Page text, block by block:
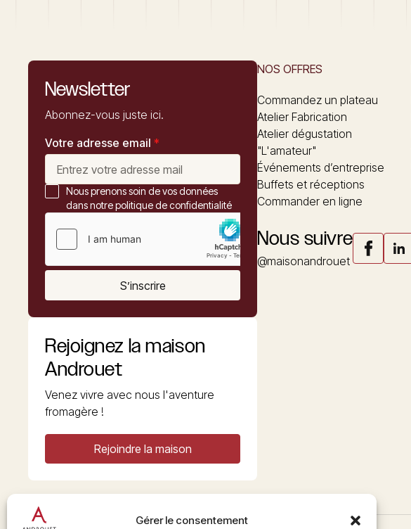
Gérer le consentement
Newsletter
Abonnez-vous juste ici.
Votre adresse email *
Nous prenons soin de vos données
dans notre politique de confidentialité
S’inscrire
Rejoignez la maison
Androuet
Venez vivre avec nous l'aventure
fromagère !
Rejoindre la maison
NOS OFFRES
Commandez un plateau
Atelier Fabrication
Atelier dégustation
"L'amateur"
Événements d’entreprise
Buffets et réceptions
Commander en ligne
Nous suivre
@maisonandrouet